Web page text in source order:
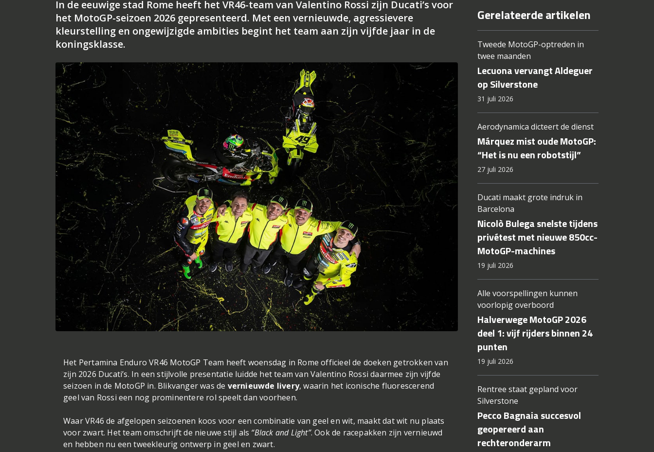
In de eeuwige stad Rome heeft het VR46-team van Valentino Rossi zijn Ducati’s voor
het MotoGP-seizoen 2026 gepresenteerd. Met een vernieuwde, agressievere
kleurstelling en ongewijzigde ambities begint het team aan zijn vijfde jaar in de
koningsklasse.
Het Pertamina Enduro VR46 MotoGP Team heeft woensdag in Rome officieel de doeken getrokken van
zijn 2026 Ducati’s. In een stijlvolle presentatie luidde het team van Valentino Rossi daarmee zijn vijfde
seizoen in de MotoGP in. Blikvanger was de vernieuwde livery, waarin het iconische fluorescerend
geel van Rossi een nog prominentere rol speelt dan voorheen.
Waar VR46 de afgelopen seizoenen koos voor een combinatie van geel en wit, maakt dat wit nu plaats
voor zwart. Het team omschrijft de nieuwe stijl als “Black and Light”. Ook de racepakken zijn vernieuwd
en hebben nu een tweekleurig ontwerp in geel en zwart.
Gerelateerde artikelen
Tweede MotoGP-optreden in
twee maanden
Lecuona vervangt Aldeguer
op Silverstone
31 juli 2026
Aerodynamica dicteert de dienst
Márquez mist oude MotoGP:
“Het is nu een robotstijl”
27 juli 2026
Ducati maakt grote indruk in
Barcelona
Nicolò Bulega snelste tijdens
privétest met nieuwe 850cc-
MotoGP-machines
19 juli 2026
Alle voorspellingen kunnen
voorlopig overboord
Halverwege MotoGP 2026
deel 1: vijf rijders binnen 24
punten
19 juli 2026
Rentree staat gepland voor
Silverstone
Pecco Bagnaia succesvol
geopereerd aan
rechteronderarm